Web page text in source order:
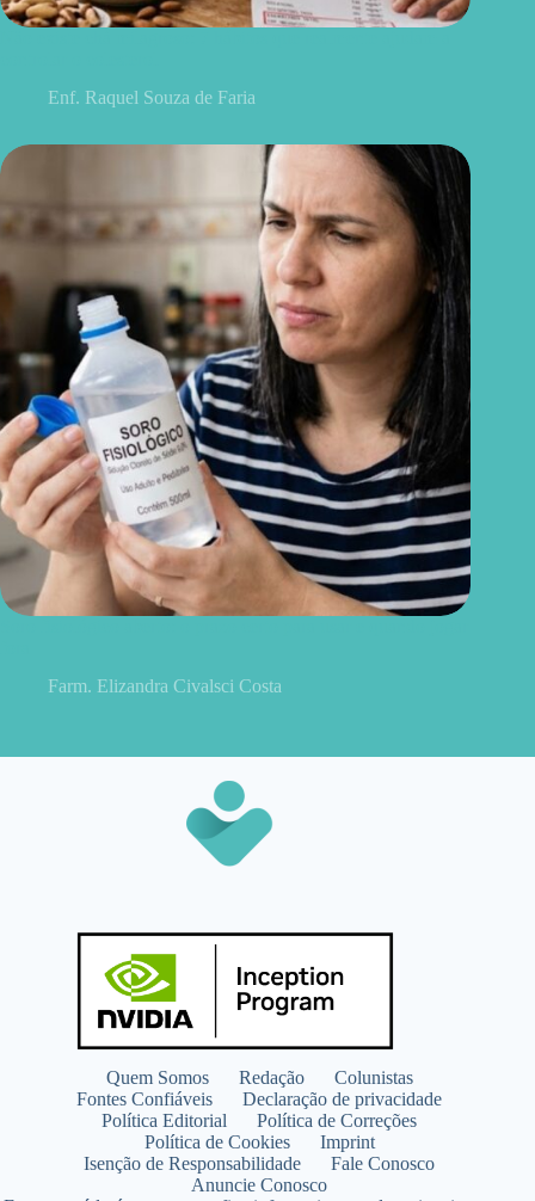
Enf. Raquel Souza de Faria
Farm. Elizandra Civalsci Costa
Quem Somos Redação
Colunistas
Fontes Confiáveis
Declaração de privacidade
Política Editorial
Política de Correções
Política de Cookies
Imprint
Isenção de Responsabilidade
Fale Conosco
Anuncie Conosco